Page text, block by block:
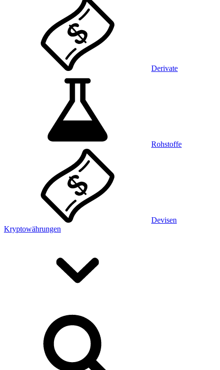
Derivate
Rohstoffe
Devisen
Kryptowährungen